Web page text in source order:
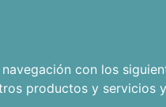
con los
productos y servicios